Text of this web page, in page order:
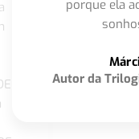
porque ela
Autor da